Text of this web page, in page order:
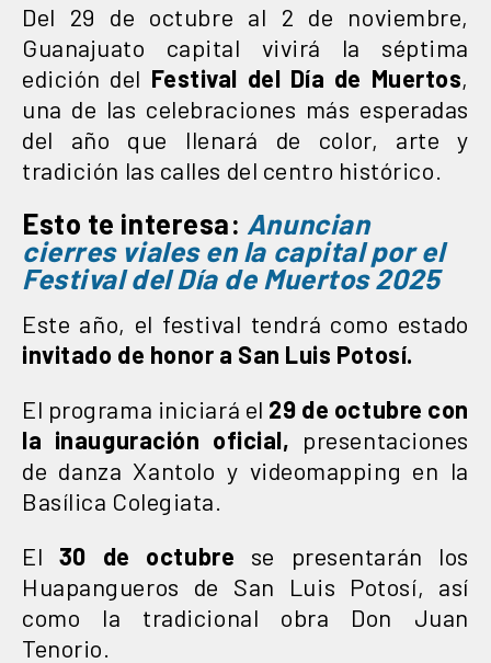
Del 29 de octubre al 2 de noviembre,
Guanajuato capital vivirá la séptima
edición del Festival del Día de Muertos,
una de las celebraciones más esperadas
del año que llenará de color, arte y
tradición las calles del centro histórico.
Esto te interesa: Anuncian
cierres viales en la capital por el
Festival del Día de Muertos 2025
Este año, el festival tendrá como estado
invitado de honor a San Luis Potosí.
El programa iniciará el 29 de octubre con
la inauguración oficial, presentaciones
de danza Xantolo y videomapping en la
Basílica Colegiata.
El 30 de octubre se presentarán los
Huapangueros de San Luis Potosí, así
como la tradicional obra Don Juan
Tenorio.